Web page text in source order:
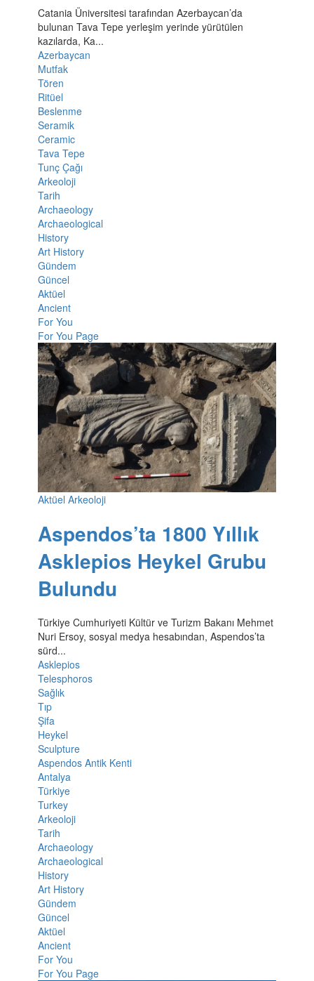
Catania Üniversitesi tarafından Azerbaycan’da
bulunan Tava Tepe yerleşim yerinde yürütülen
kazılarda, Ka...
Azerbaycan
Mutfak
Tören
Ritüel
Beslenme
Seramik
Ceramic
Tava Tepe
Tunç Çağı
Arkeoloji
Tarih
Archaeology
Archaeological
History
Art History
Gündem
Güncel
Aktüel
Ancient
For You
For You Page
Aktüel Arkeoloji
Aspendos’ta 1800 Yıllık
Asklepios Heykel Grubu
Bulundu
Türkiye Cumhuriyeti Kültür ve Turizm Bakanı Mehmet
Nuri Ersoy, sosyal medya hesabından, Aspendos’ta
sürd...
Asklepios
Telesphoros
Sağlık
Tıp
Şifa
Heykel
Sculpture
Aspendos Antik Kenti
Antalya
Türkiye
Turkey
Arkeoloji
Tarih
Archaeology
Archaeological
History
Art History
Gündem
Güncel
Aktüel
Ancient
For You
For You Page